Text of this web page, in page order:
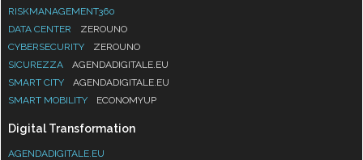
RISKMANAGEMENT360
DATA CENTER
ZEROUNO
CYBERSECURITY
ZEROUNO
SICUREZZA
AGENDADIGITALE.EU
SMART CITY
AGENDADIGITALE.EU
SMART MOBILITY
ECONOMYUP
Digital Transformation
AGENDADIGITALE.EU